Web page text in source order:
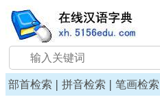
部首检索 | 拼音检索 | 笔画检索